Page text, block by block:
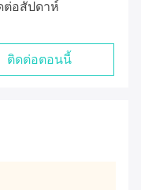
ต่อสัปดาห์
ติดต่อตอนนี้